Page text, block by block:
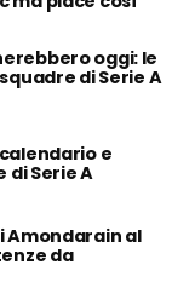
oggi: le
di Serie A
e
di Serie A
Amondarain al
da